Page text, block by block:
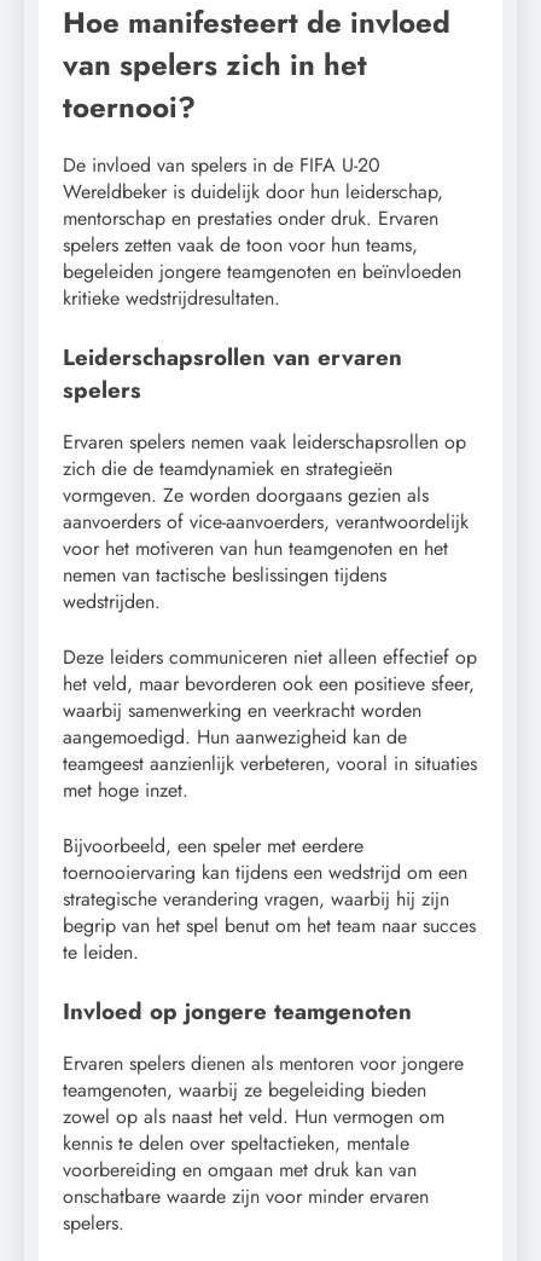
Hoe manifesteert de invloed
van spelers zich in het
toernooi?
De invloed van spelers in de FIFA U-20
Wereldbeker is duidelijk door hun leiderschap,
mentorschap en prestaties onder druk. Ervaren
spelers zetten vaak de toon voor hun teams,
begeleiden jongere teamgenoten en beïnvloeden
kritieke wedstrijdresultaten.
Leiderschapsrollen van ervaren
spelers
Ervaren spelers nemen vaak leiderschapsrollen op
zich die de teamdynamiek en strategieën
vormgeven. Ze worden doorgaans gezien als
aanvoerders of vice-aanvoerders, verantwoordelijk
voor het motiveren van hun teamgenoten en het
nemen van tactische beslissingen tijdens
wedstrijden.
Deze leiders communiceren niet alleen effectief op
het veld, maar bevorderen ook een positieve sfeer,
waarbij samenwerking en veerkracht worden
aangemoedigd. Hun aanwezigheid kan de
teamgeest aanzienlijk verbeteren, vooral in situaties
met hoge inzet.
Bijvoorbeeld, een speler met eerdere
toernooiervaring kan tijdens een wedstrijd om een
strategische verandering vragen, waarbij hij zijn
begrip van het spel benut om het team naar succes
te leiden.
Invloed op jongere teamgenoten
Ervaren spelers dienen als mentoren voor jongere
teamgenoten, waarbij ze begeleiding bieden
zowel op als naast het veld. Hun vermogen om
kennis te delen over speltactieken, mentale
voorbereiding en omgaan met druk kan van
onschatbare waarde zijn voor minder ervaren
spelers.